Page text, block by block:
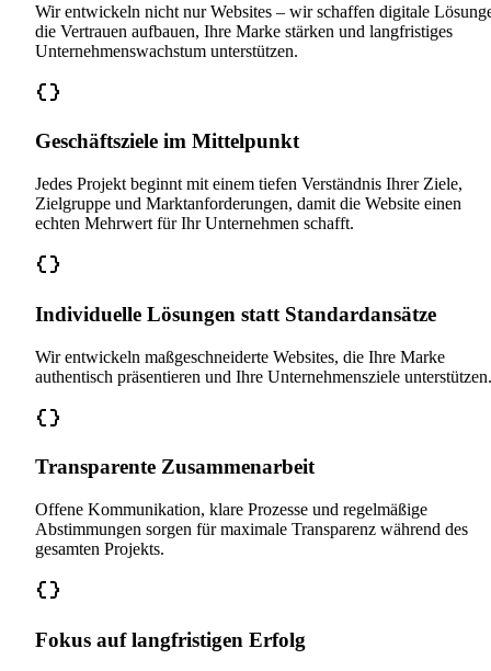
Wir entwickeln nicht nur Websites – wir schaffen digitale
die Vertrauen aufbauen, Ihre Marke stärken und langfristiges
Unternehmenswachstum unterstützen.
Geschäftsziele im Mittelpunkt
Jedes Projekt beginnt mit einem tiefen Verständnis Ihrer Ziele,
Zielgruppe und Marktanforderungen, damit die Website einen
echten Mehrwert für Ihr Unternehmen schafft.
Individuelle Lösungen statt Standardansätze
Wir entwickeln maßgeschneiderte Websites, die Ihre Marke
authentisch präsentieren und Ihre Unternehmensziele unterstützen.
Transparente Zusammenarbeit
Offene Kommunikation, klare Prozesse und regelmäßige
Abstimmungen sorgen für maximale Transparenz während des
gesamten Projekts.
Fokus auf langfristigen Erfolg